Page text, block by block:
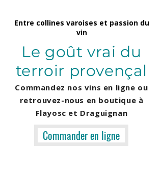
Entre collines varoises et passion du
vin
Le goût vrai du
terroir provençal
Commandez nos vins en ligne ou
retrouvez-nous en boutique à
Flayosc et Draguignan
Commander en ligne